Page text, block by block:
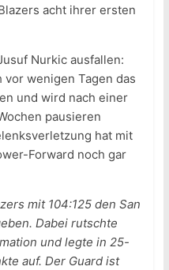
acht ihrer ersten
Nurkic ausfallen:
wenigen Tagen das
und wird nach einer
pausieren
hat mit
Forward noch gar
mit 104:125 den San
Dabei rutschte
und legte in 25-
auf. Der Guard ist